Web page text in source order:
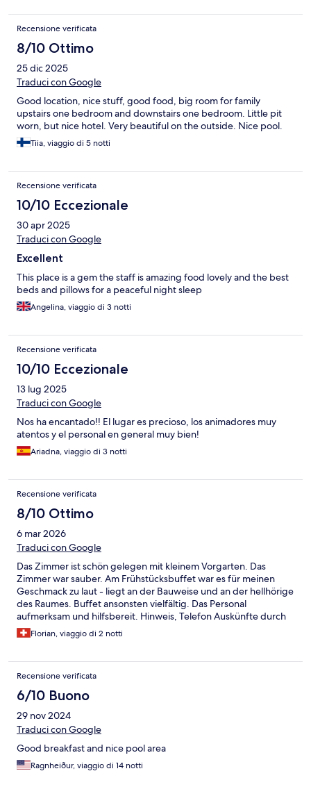
Recensione verificata
8/10 Ottimo
25 dic 2025
Traduci con Google
Good location, nice stuff, good food, big room for family
upstairs one bedroom and downstairs one bedroom. Little pit
worn, but nice hotel. Very beautiful on the outside. Nice pool.
Tiia, viaggio di 5 notti
Recensione verificata
10/10 Eccezionale
30 apr 2025
Traduci con Google
Excellent
This place is a gem the staff is amazing food lovely and the best
beds and pillows for a peaceful night sleep
Angelina, viaggio di 3 notti
Recensione verificata
10/10 Eccezionale
13 lug 2025
Traduci con Google
Nos ha encantado!! El lugar es precioso, los animadores muy
atentos y el personal en general muy bien!
Ariadna, viaggio di 3 notti
Recensione verificata
8/10 Ottimo
6 mar 2026
Traduci con Google
Das Zimmer ist schön gelegen mit kleinem Vorgarten. Das
Zimmer war sauber. Am Frühstücksbuffet war es für meinen
Geschmack zu laut - liegt an der Bauweise und an der hellhörige
des Raumes. Buffet ansonsten vielfältig. Das Personal
aufmerksam und hilfsbereit. Hinweis, Telefon Auskünfte durch
das Rezeption Personal kosten Geld beispielsweise Abklärung
Autovermietung
Florian, viaggio di 2 notti
Recensione verificata
6/10 Buono
29 nov 2024
Traduci con Google
Good breakfast and nice pool area
Ragnheiður, viaggio di 14 notti